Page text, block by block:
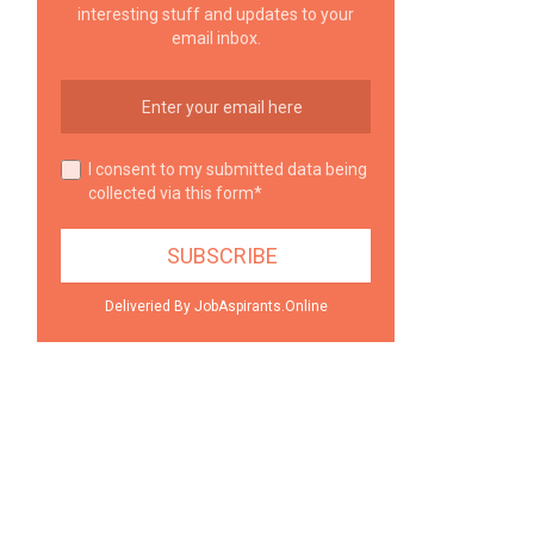
interesting stuff and updates to your
email inbox.
I consent to my submitted data being
collected via this form*
Deliveried By JobAspirants.Online